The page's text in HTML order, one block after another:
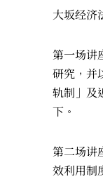
大坂经济
第一场讲
研究，并
轨制」及
下。
第二场讲
效利用制